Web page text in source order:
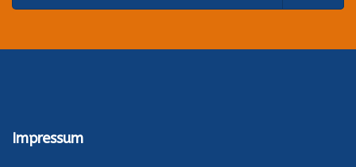
Impressum